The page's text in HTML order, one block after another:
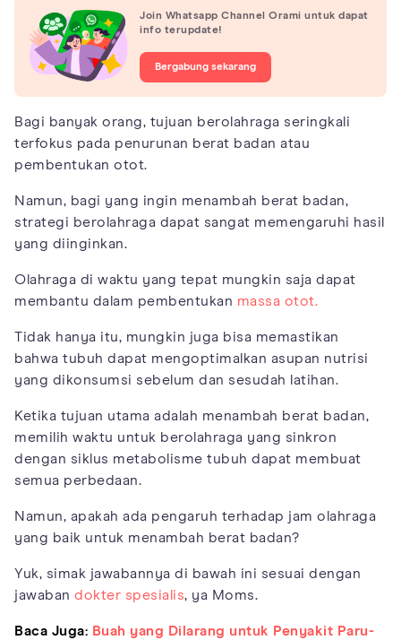
Join Whatsapp Channel Orami untuk dapat
info terupdate!
Bergabung sekarang
Bagi banyak orang, tujuan berolahraga seringkali
terfokus pada penurunan berat badan atau
pembentukan otot.
Namun, bagi yang ingin menambah berat badan,
strategi berolahraga dapat sangat memengaruhi hasil
yang diinginkan.
Olahraga di waktu yang tepat mungkin saja dapat
membantu dalam pembentukan massa otot.
Tidak hanya itu, mungkin juga bisa memastikan
bahwa tubuh dapat mengoptimalkan asupan nutrisi
yang dikonsumsi sebelum dan sesudah latihan.
Ketika tujuan utama adalah menambah berat badan,
memilih waktu untuk berolahraga yang sinkron
dengan siklus metabolisme tubuh dapat membuat
semua perbedaan.
Namun, apakah ada pengaruh terhadap jam olahraga
yang baik untuk menambah berat badan?
Yuk, simak jawabannya di bawah ini sesuai dengan
jawaban dokter spesialis, ya Moms.
Baca Juga: Buah yang Dilarang untuk Penyakit Paru-